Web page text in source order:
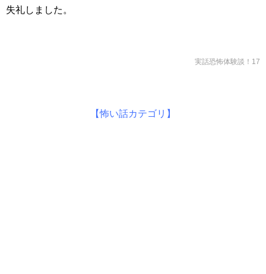
失礼しました。
実話恐怖体験談！17
【怖い話カテゴリ】